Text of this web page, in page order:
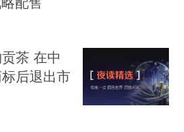
茶 在中
后退出市